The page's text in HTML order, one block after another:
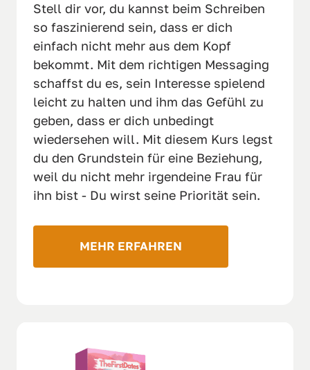
Stell dir vor, du kannst beim Schreiben
so faszinierend sein, dass er dich
einfach nicht mehr aus dem Kopf
bekommt. Mit dem richtigen Messaging
schaffst du es, sein Interesse spielend
leicht zu halten und ihm das Gefühl zu
geben, dass er dich unbedingt
wiedersehen will. Mit diesem Kurs legst
du den Grundstein für eine Beziehung,
weil du nicht mehr irgendeine Frau für
ihn bist - Du wirst seine Priorität sein.
MEHR ERFAHREN